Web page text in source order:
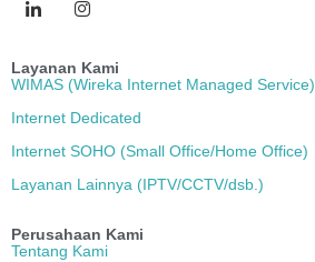
Layanan Kami
WIMAS (Wireka Internet Managed Service)
Internet Dedicated
Internet SOHO (Small Office/Home Office)
Layanan Lainnya (IPTV/CCTV/dsb.)
Perusahaan Kami
Tentang Kami